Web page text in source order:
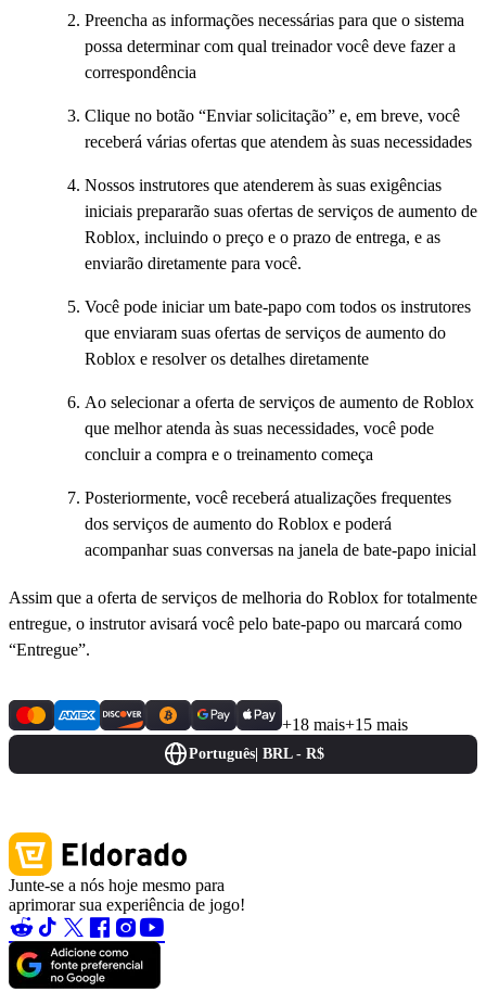
Preencha as informações necessárias para que o sistema
possa determinar com qual treinador você deve fazer a
correspondência
Clique no botão “Enviar solicitação” e, em breve, você
receberá várias ofertas que atendem às suas necessidades
Nossos instrutores que atenderem às suas exigências
iniciais prepararão suas ofertas de serviços de aumento de
Roblox, incluindo o preço e o prazo de entrega, e as
enviarão diretamente para você.
Você pode iniciar um bate-papo com todos os instrutores
que enviaram suas ofertas de serviços de aumento do
Roblox e resolver os detalhes diretamente
Ao selecionar a oferta de serviços de aumento de Roblox
que melhor atenda às suas necessidades, você pode
concluir a compra e o treinamento começa
Posteriormente, você receberá atualizações frequentes
dos serviços de aumento do Roblox e poderá
acompanhar suas conversas na janela de bate-papo inicial
Assim que a oferta de serviços de melhoria do Roblox for totalmente
entregue, o instrutor avisará você pelo bate-papo ou marcará como
“Entregue”.
+18 mais+15 mais
Português| BRL - R$
Junte-se a nós hoje mesmo para
aprimorar sua experiência de jogo!